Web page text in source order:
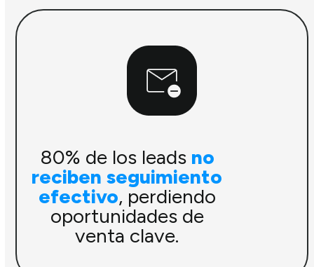
80% de los leads no
reciben seguimiento
efectivo, perdiendo
oportunidades de
venta clave.